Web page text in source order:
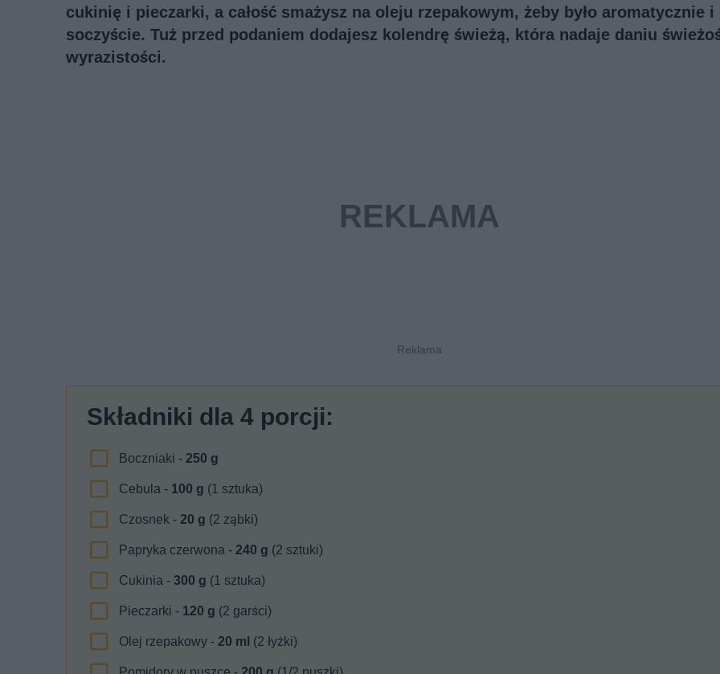
cukinię i pieczarki, a całość smażysz na oleju rzepakowym, żeby było aromatycznie i
soczyście. Tuż przed podaniem dodajesz kolendrę świeżą, która nadaje daniu
wyrazistości.
Składniki dla 4 porcji:
Boczniaki - 250 g
Cebula - 100 g (1 sztuka)
Czosnek - 20 g (2 ząbki)
Papryka czerwona - 240 g (2 sztuki)
Cukinia - 300 g (1 sztuka)
Pieczarki - 120 g (2 garści)
Olej rzepakowy - 20 ml (2 łyżki)